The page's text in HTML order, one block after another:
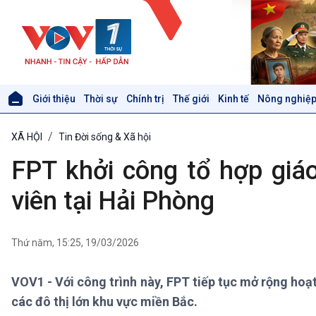
Giới thiệu Thời sự Chính trị Thế giới Kinh tế Nông
Thời sự 12h
Thời sự 18h
Thời sự 21h30
Bản tin
Xã hội
Tin Đời sống & Xã hội
Khoa học & Công nghệ
Tin Khoa học & Công nghệ
XÃ HỘI Tin Đời sống & Xã hội
FPT khởi công tổ hợp
viên tại Hải Phòng
Thứ năm, 15:25, 19/03/2026
VOV1 - Với công trình này, FPT tiếp tục mở rộng
các đô thị lớn khu vực miền Bắc.